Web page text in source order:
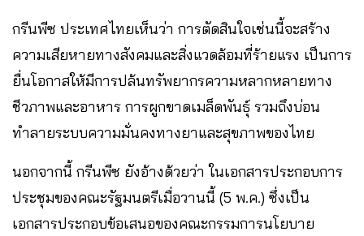
กรีนพีซ ประเทศไทยเห็นว่า การตัดสินใจเช่นนี้จะสร้าง
ความเสียหายทางสังคมและสิ่งแวดล้อมที่ร้ายแรง เป็นการ
ยื่นโอกาสให้มีการปล้นทรัพยากรความหลากหลายทาง
ชีวภาพและอาหาร การผูกขาดเมล็ดพันธุ์ รวมถึงบ่อน
ทำลายระบบความมั่นคงทางยาและสุขภาพของไทย
นอกจากนี้ กรีนพีซ ยังอ้างด้วยว่า ในเอกสารประกอบการ
ประชุมของคณะรัฐมนตรีเมื่อวานนี้ (5 พ.ค.) ซึ่งเป็น
เอกสารประกอบข้อเสนอของคณะกรรมการนโยบาย